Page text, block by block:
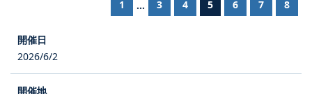
1 ... 3 4 5 6 7 8
2026/6/2